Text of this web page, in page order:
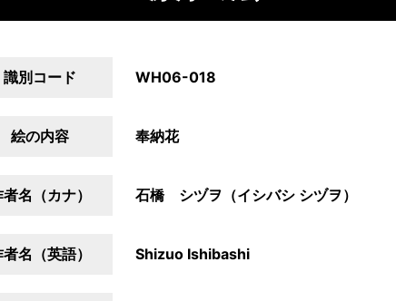
識別コード WH06-018
絵の内容 奉納花
名（カナ） 石橋 シヅヲ（イシバシ シヅヲ）
名（英語） Shizuo Ishibashi